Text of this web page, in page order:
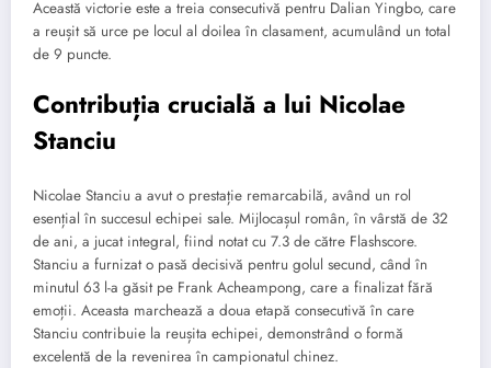
Această victorie este a treia consecutivă pentru Dalian Yingbo, care
a reușit să urce pe locul al doilea în clasament, acumulând un total
de 9 puncte.
Contribuția crucială a lui Nicolae
Stanciu
Nicolae Stanciu a avut o prestație remarcabilă, având un rol
esențial în succesul echipei sale. Mijlocașul român, în vârstă de 32
de ani, a jucat integral, fiind notat cu 7.3 de către Flashscore.
Stanciu a furnizat o pasă decisivă pentru golul secund, când în
minutul 63 l-a găsit pe Frank Acheampong, care a finalizat fără
emoții. Aceasta marchează a doua etapă consecutivă în care
Stanciu contribuie la reușita echipei, demonstrând o formă
excelentă de la revenirea în campionatul chinez.